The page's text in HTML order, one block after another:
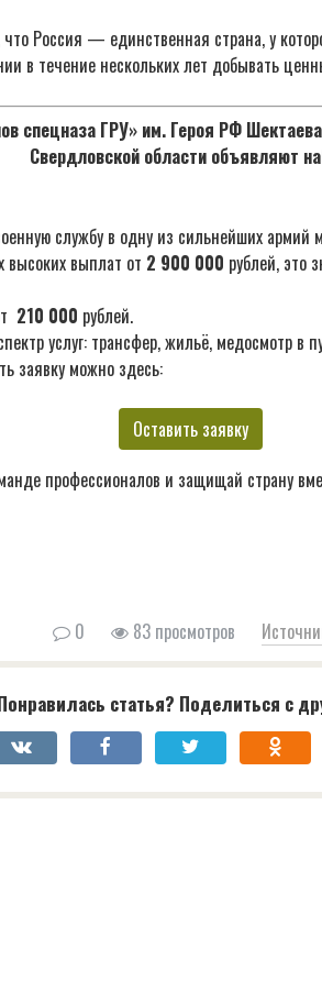
Россия — единственная страна, у
в течение нескольких лет добывать
спецназа ГРУ» им. Героя РФ
Свердловской области объявляют
службу в одну из сильнейших
высоких выплат от 2 900 000 рублей, это
210 000 рублей.
услуг: трансфер, жильё, медосмотр в
заявку можно здесь:
Оставить заявку
профессионалов и защищай страну
0 83 просмотров
статья? Поделиться с